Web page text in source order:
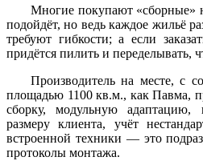
Многие покупают «сборные»
подойдёт, но ведь каждое жильё
требуют гибкости; а если
придётся пилить и переделывать,
Производитель на месте, с
площадью 1100 кв.м., как Павма,
сборку, модульную адаптацию,
размеру клиента, учёт
встроенной техники — это
протоколы монтажа.